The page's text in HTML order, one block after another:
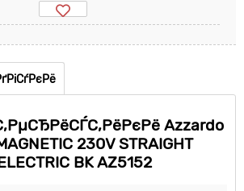
Azzardo
230V STRAIGHT
BK AZ5152